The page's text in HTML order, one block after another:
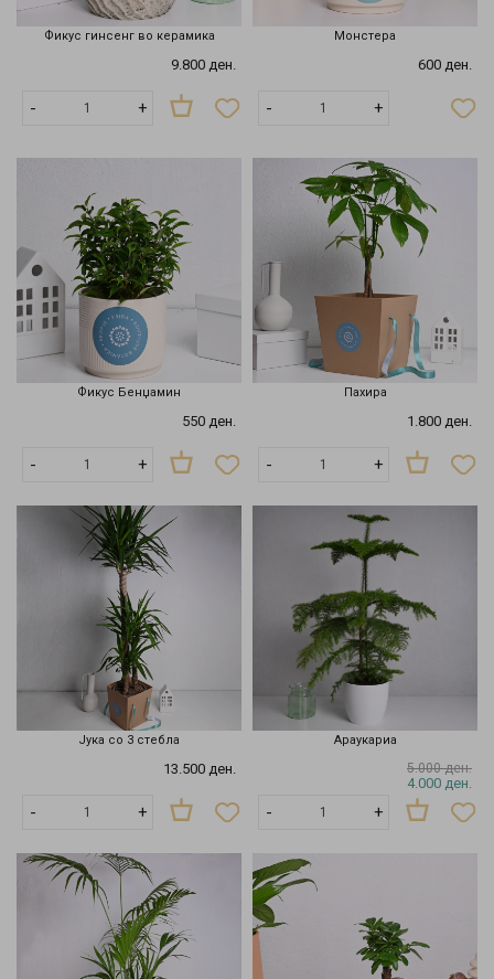
Фикус гинсенг во керамика
9.800 ден.
- +
Монстера
600 ден.
- +
Фикус Бенџамин
550 ден.
- +
Пахира
1.800 ден.
- +
Јука со 3 стебла
13.500 ден.
- +
Араукариа
5.000 ден.
4.000 ден.
- +